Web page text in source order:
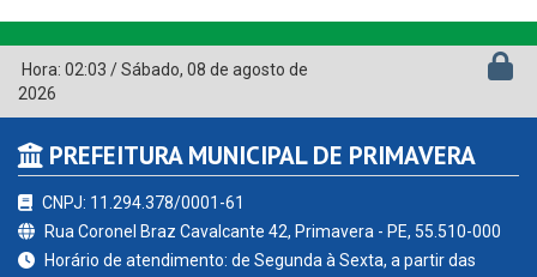
Hora: 02:03 /Sábado, 08 de agosto de
2026
PREFEITURA MUNICIPAL DE PRIMAVERA
CNPJ: 11.294.378/0001-61
Rua Coronel Braz Cavalcante 42, Primavera - PE, 55.510-000
Horário de atendimento: de Segunda à Sexta, a partir das